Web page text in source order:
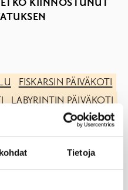
Tietoja
KIINNOSTUNUT
FISKARSIN PÄIVÄKOTI
LABYRINTIN PÄIVÄKOTI
MUSTION PÄIVÄKOTI
PÄIVÄKOTI